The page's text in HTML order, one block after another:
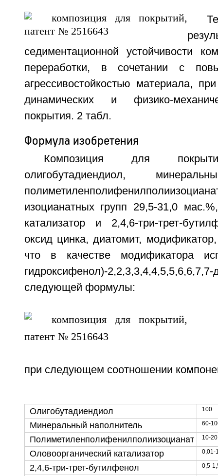
седиментационной устойчивости
переработки, в сочетании с
агрессивостойкостью материала,
динамических и физико-
покрытия. 2 табл.
Формула изобретения
Композиция для
олигобутадиендиол,
изоцианатных групп 29,5-31,0
катализатор и 2,4,6-три-трет-
оксид цинка, диатомит,
что в качестве модификатора
гидроксифенол)-2,2,3,3,4,4,5,5,6,6,7,7-
следующей формулы:
при следующем соотношении
Олигобутадиендиол 100
Минеральный наполнитель 60-
Полиметиленполифенилполиизоцианат 10-20
Оловоорганический катализатор 0,01-
2,4,6-три-трет-бутилфенол 0,5-